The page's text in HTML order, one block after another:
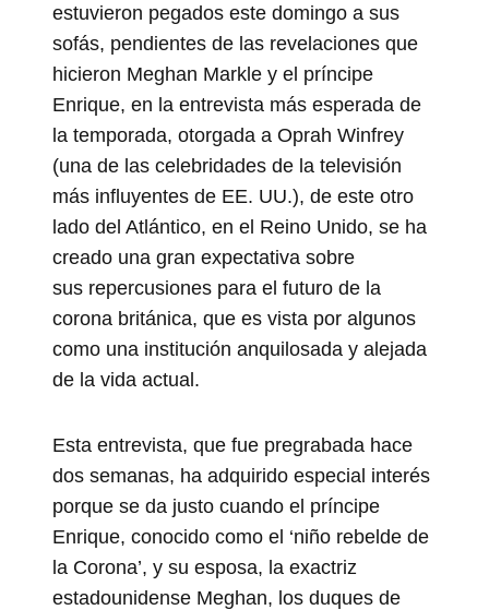
estuvieron pegados este domingo a sus
sofás, pendientes de las revelaciones que
hicieron Meghan Markle y el príncipe
Enrique, en la entrevista más esperada de
la temporada, otorgada a Oprah Winfrey
(una de las celebridades de la televisión
más influyentes de EE. UU.), de este otro
lado del Atlántico, en el Reino Unido, se ha
creado una gran expectativa sobre
sus repercusiones para el futuro de la
corona británica, que es vista por algunos
como una institución anquilosada y alejada
de la vida actual.
Esta entrevista, que fue pregrabada hace
dos semanas, ha adquirido especial interés
porque se da justo cuando el príncipe
Enrique, conocido como el ‘niño rebelde de
la Corona’, y su esposa, la exactriz
estadounidense Meghan, los duques de